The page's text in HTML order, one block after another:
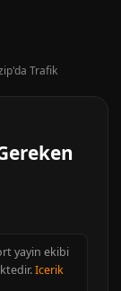
Trafik
yayin ekibi
Icerik